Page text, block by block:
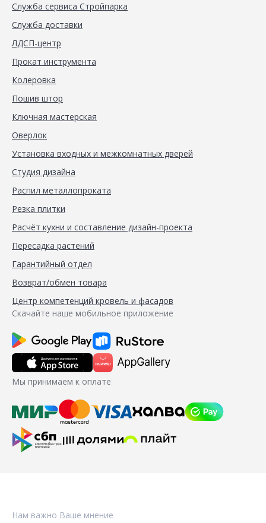
Служба сервиса Стройпарка
Служба доставки
ЛДСП-центр
Прокат инструмента
Колеровка
Пошив штор
Ключная мастерская
Оверлок
Установка входных и межкомнатных дверей
Студия дизайна
Распил металлопроката
Резка плитки
Расчёт кухни и составление дизайн-проекта
Пересадка растений
Гарантийный отдел
Возврат/обмен товара
Центр компетенций кровель и фасадов
Скачайте наше мобильное приложение
Мы принимаем к оплате
Нам важно Ваше мнение